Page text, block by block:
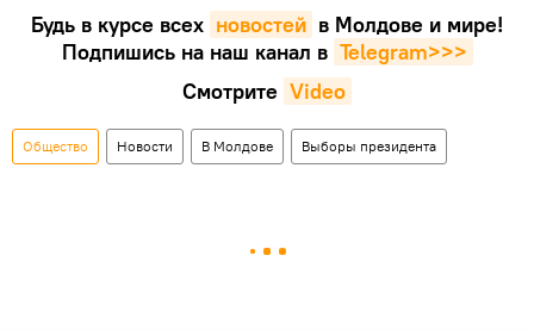
Будь в курсе всех новостей в Молдове и мире!
Подпишись на наш канал в Telegram>>>
Смотрите Video
Общество Новости В Молдове Выборы президента